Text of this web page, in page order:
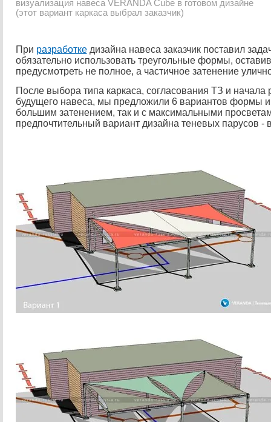
визуализация навеса VERANDA Cube в готовом дизайне
(этот вариант каркаса выбрал заказчик)
При разработкедизайна навеса заказчик поставил
обязательно использовать треугольные формы,
предусмотреть не полное, а частичное затенение
После выбора типа каркаса, согласования ТЗ и начала
будущего навеса, мы предложили 6 вариантов формы и
большим затенением, так и с максимальными
предпочтительный вариант дизайна теневых парусов